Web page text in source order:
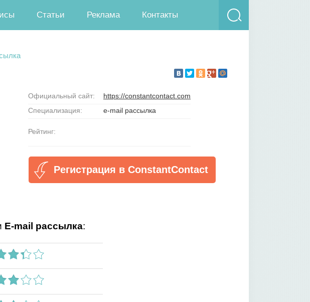
Статьи Реклама Контакты
Официальный сайт:
https://constantcontact.com
Специализация:
e-mail рассылка
Рейтинг:
Регистрация в ConstantContact
E-mail рассылка: